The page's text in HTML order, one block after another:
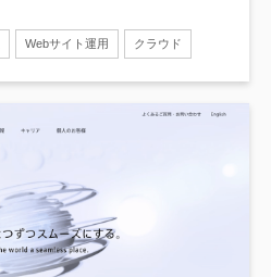
Webサイト運用 クラウド